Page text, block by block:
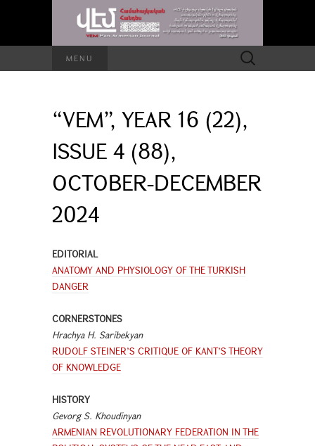
MENU
Search
for:
“VEM”, YEAR 16 (22),
ISSUE 4 (88),
OCTOBER-DECEMBER
2024
EDITORIAL
ANATOMY AND PHYSIOLOGY OF THE TURKISH
DANGER
CORNERSTONES
Hrachya H. Saribekyan
RUDOLF STEINER’S CRITIQUE OF KANT’S THEORY
OF KNOWLEDGE
HISTORY
Gevorg S. Khoudinyan
ARMENIAN REVOLUTIONARY FEDERATION IN THE